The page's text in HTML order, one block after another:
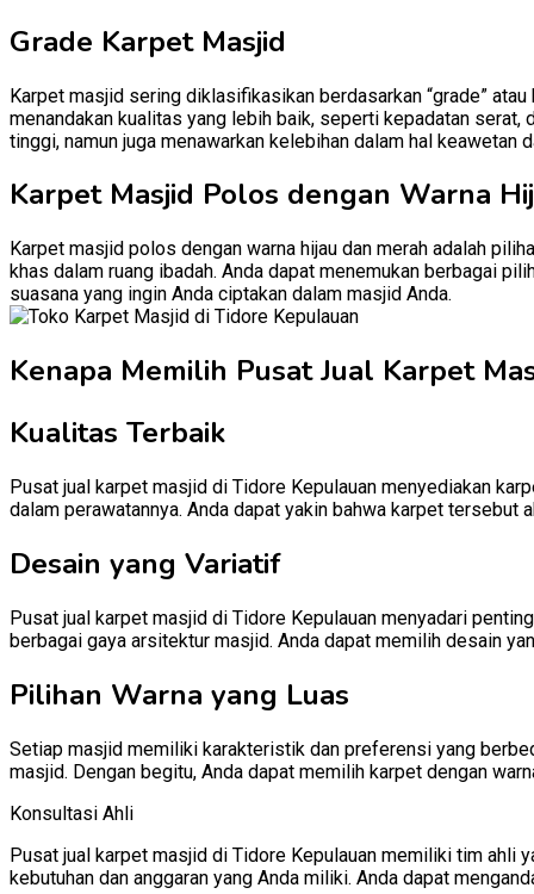
Grade Karpet Masjid
Karpet masjid sering diklasifikasikan berdasarkan “grade”
menandakan kualitas yang lebih baik, seperti kepadatan
tinggi, namun juga menawarkan kelebihan dalam hal keawetan
Karpet Masjid Polos dengan Warna
Karpet masjid polos dengan warna hijau dan merah adalah
khas dalam ruang ibadah. Anda dapat menemukan berbagai
suasana yang ingin Anda ciptakan dalam masjid Anda.
Kenapa Memilih Pusat Jual Karpet
Kualitas Terbaik
Pusat jual karpet masjid di Tidore Kepulauan menyediakan
dalam perawatannya. Anda dapat yakin bahwa karpet tersebut
Desain yang Variatif
Pusat jual karpet masjid di Tidore Kepulauan menyadari
berbagai gaya arsitektur masjid. Anda dapat memilih desain
Pilihan Warna yang Luas
Setiap masjid memiliki karakteristik dan preferensi yang
masjid. Dengan begitu, Anda dapat memilih karpet dengan
Konsultasi Ahli
Pusat jual karpet masjid di Tidore Kepulauan memiliki tim ahli
kebutuhan dan anggaran yang Anda miliki. Anda dapat